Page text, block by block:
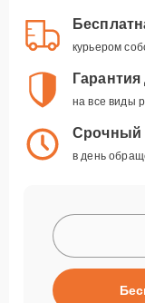
курьером
Гарантия
на все виды
Срочный
в день